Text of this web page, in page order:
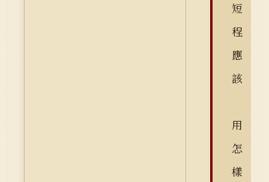
短
程
應
該
用
怎
樣